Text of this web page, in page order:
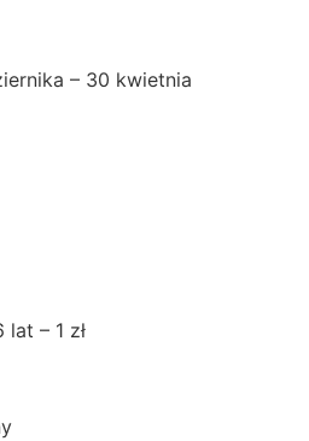
– 30 kwietnia
– 1 zł